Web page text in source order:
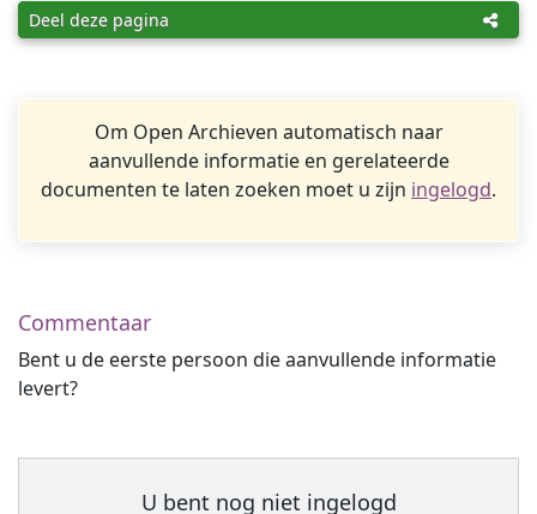
Deel deze pagina
Om Open Archieven automatisch naar
aanvullende informatie en gerelateerde
documenten te laten zoeken moet u zijn ingelogd.
Commentaar
Bent u de eerste persoon die aanvullende informatie
levert?
U bent nog niet ingelogd